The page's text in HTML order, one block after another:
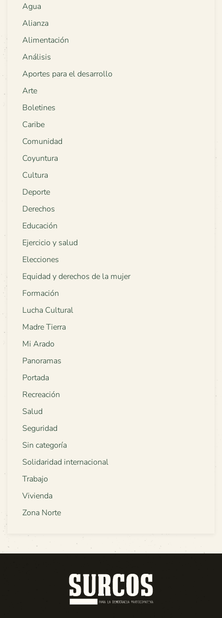
Agua
Alianza
Alimentación
Análisis
Aportes para el desarrollo
Arte
Boletines
Caribe
Comunidad
Coyuntura
Cultura
Deporte
Derechos
Educación
Ejercicio y salud
Elecciones
Equidad y derechos de la mujer
Formación
Lucha Cultural
Madre Tierra
Mi Arado
Panoramas
Portada
Recreación
Salud
Seguridad
Sin categoría
Solidaridad internacional
Trabajo
Vivienda
Zona Norte